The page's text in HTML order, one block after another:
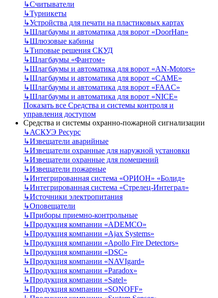
↳Считыватели
↳Турникеты
↳Устройства для печати на пластиковых картах
↳Шлагбаумы и автоматика для ворот «DoorHan»
↳Шлюзовые кабины
↳Типовые решения СКУД
↳Шлагбаумы «Фантом»
↳Шлагбаумы и автоматика для ворот «AN-Motors»
↳Шлагбаумы и автоматика для ворот «CAME»
↳Шлагбаумы и автоматика для ворот «FAAC»
↳Шлагбаумы и автоматика для ворот «NICE»
Показать все Средства и системы контроля и
управления доступом
Средства и системы охранно-пожарной сигнализации
↳АСКУЭ Ресурс
↳Извещатели аварийные
↳Извещатели охранные для наружной установки
↳Извещатели охранные для помещений
↳Извещатели пожарные
↳Интегрированная система «ОРИОН» «Болид»
↳Интегрированная система «Стрелец-Интеграл»
↳Источники электропитания
↳Оповещатели
↳Приборы приемно-контрольные
↳Продукция компании «ADEMCO»
↳Продукция компании «Ajax Systems»
↳Продукция компании «Apollo Fire Detectors»
↳Продукция компании «DSC»
↳Продукция компании «NAVIgard»
↳Продукция компании «Paradox»
↳Продукция компании «Satel»
↳Продукция компании «SONOFF»